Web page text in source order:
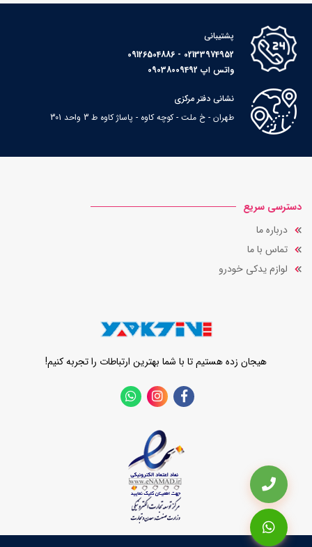
پشتیبانی
02133974952 - 09126504886
واتس اپ 09038009492
نشانی دفتر مرکزی
طهران - خ ملت - کوچه کاوه - پاساژ کاوه ط 3 واحد 301
دسترسی سریع
درباره ما
تماس با ما
لوازم یدکی خودرو
هیجان زده هستیم تا با شما بهترین ارتباطات را تجربه کنیم!